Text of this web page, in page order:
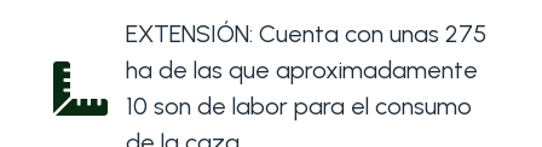
EXTENSIÓN: Cuenta con unas 275
ha de las que aproximadamente
10 son de labor para el consumo